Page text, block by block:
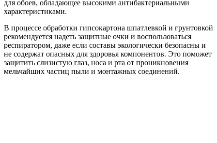
для обоев, обладающее высокими антибактериальными
характеристиками.
В процессе обработки гипсокартона шпатлевкой и грунтовкой
рекомендуется надеть защитные очки и воспользоваться
респиратором, даже если составы экологически безопасны и
не содержат опасных для здоровья компонентов. Это поможет
защитить слизистую глаз, носа и рта от проникновения
мельчайших частиц пыли и монтажных соединений.